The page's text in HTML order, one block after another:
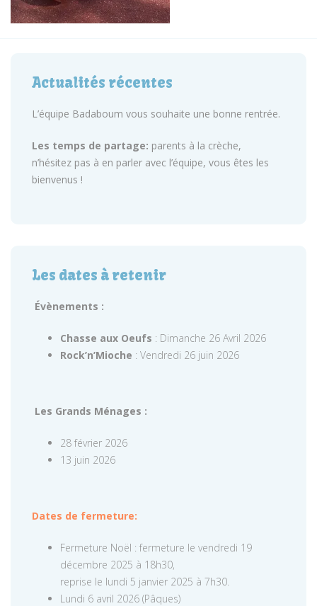
Actualités récentes
L’équipe Badaboum vous souhaite une bonne rentrée.
Les temps de partage: parents à la crèche,
n’hésitez pas à en parler avec l’équipe, vous êtes les
bienvenus !
Les dates à retenir
Évènements :
Chasse aux Oeufs : Dimanche 26 Avril 2026
Rock’n’Mioche : Vendredi 26 juin 2026
Les Grands Ménages :
28 février 2026
13 juin 2026
Dates de fermeture:
Fermeture Noël : fermeture le vendredi 19
décembre 2025 à 18h30,
reprise le lundi 5 janvier 2025 à 7h30.
Lundi 6 avril 2026 (Pâques)